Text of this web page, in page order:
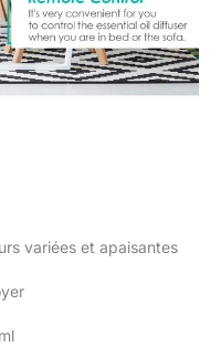
variées et apaisantes